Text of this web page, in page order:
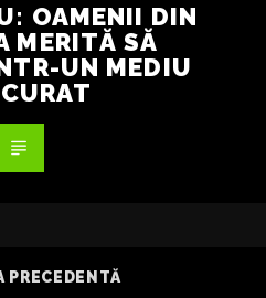
OAMENII DIN
MERITĂ SĂ
UN MEDIU
PRECEDENTĂ